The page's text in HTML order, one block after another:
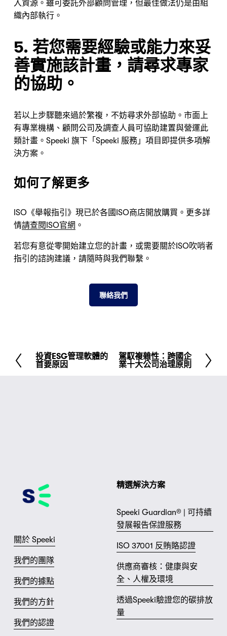
入資源。雖可委託外部顧問管理，但最佳做法仍是由組
織內部執行。
5. 若您需要經驗或能力來妥
善實施該計畫，請尋求專家
的協助。
若以上步驟聽來過於繁複，不妨尋求外部協助。市面上
有專業機構、顧問公司及調查人員可協助建置與營運此
類計畫。Speeki 旗下「Speeki 服務」項目即提供多項解
決方案。
如何了解更多
ISO《舉報指引》現已於各國ISO商店開放購買。更多詳
情請查閱ISO官網 。
若您有意從零開始建立您的計畫，或需要關於ISO吹哨者
指引的諮詢建議，請隨時與我們聯繫。
聯絡我們
先
前
投資ESG管理軟體的
首要原因
下
一
駕馭複雜性：跨國企
業十大公司治理原則
精選解決方案
Speeki Guardian® | 可持續
發展報告保證服務
ISO 37001 反賄賂認證
供應商審核：健康與安
全、人權及環境
透過Speeki驗證您的碳排放
量
關於 Speeki
我們的團隊
我們的據點
我們的方針
我們的認證